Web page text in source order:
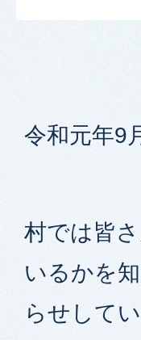
令和元年9
村では皆
いるかを
らせしてい